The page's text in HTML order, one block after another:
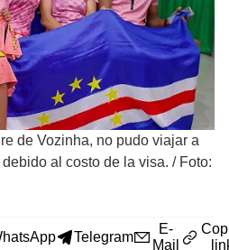
de Vozinha, no pudo viajar a
al costo de la visa. / Foto:
Telegram
E-
Mail